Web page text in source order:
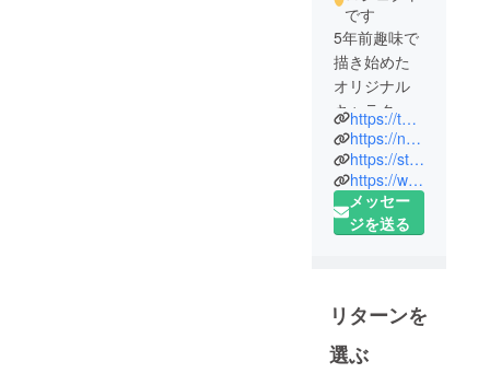
です
5年前趣味で
描き始めた
オリジナル
キャラク
ター『クリ
ユの森のナ
ルビィ』。3
年前からこ
のキャラク
ジネスを始
めたいと考
え、現在は
https://twitter.com/narvionomatopee
https://narvi-onomatopee.wixsite.com/narvi
https://store.line.me/stickershop/author/46881
https://www.instagram.com/narvi.onomatopee/
メッセー
ジを送る
リターンを
選ぶ